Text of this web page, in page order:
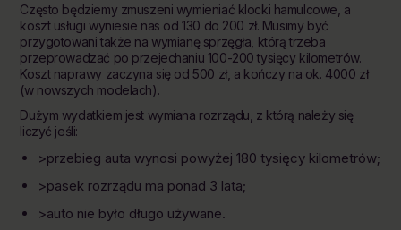
Często będziemy zmuszeni wymieniać klocki hamulcowe, a
koszt usługi wyniesie nas od 130 do 200 zł. Musimy być
przygotowani także na wymianę sprzęgła, którą trzeba
przeprowadzać po przejechaniu 100-200 tysięcy kilometrów.
Koszt naprawy zaczyna się od 500 zł, a kończy na ok. 4000 zł
(w nowszych modelach).
Dużym wydatkiem jest wymiana rozrządu, z którą należy się
liczyć jeśli:
>przebieg auta wynosi powyżej 180 tysięcy kilometrów;
>pasek rozrządu ma ponad 3 lata;
>auto nie było długo używane.